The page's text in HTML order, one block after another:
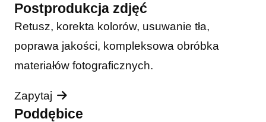
Postprodukcja zdjęć
Retusz, korekta kolorów, usuwanie tła,
poprawa jakości, kompleksowa obróbka
materiałów fotograficznych.
Zapytaj
Poddębice